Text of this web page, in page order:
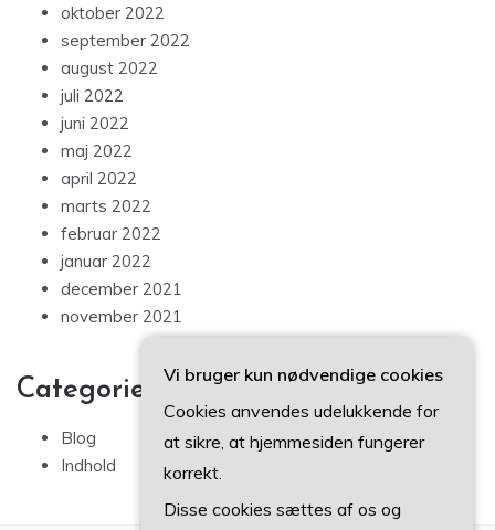
oktober 2022
september 2022
august 2022
juli 2022
juni 2022
maj 2022
april 2022
marts 2022
februar 2022
januar 2022
december 2021
november 2021
Categories
Blog
Indhold
Vi bruger kun nødvendige cookies
Cookies anvendes udelukkende for
at sikre, at hjemmesiden fungerer
korrekt.
Disse cookies sættes af os og